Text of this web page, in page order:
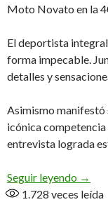
Moto Novato en la
El deportista
forma impecable.
detalles y
Asimismo manifestó
icónica
entrevista lograda
Seguir leyendo →
1.728 veces leída